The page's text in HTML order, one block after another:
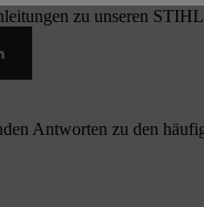
zu unseren
Antworten zu den